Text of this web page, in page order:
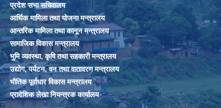
प्रदेश सभा सचिवालय
आर्थिक मामिला तथा योजना मन्त्रालय
आन्तरिक मामिला तथा कानून मन्त्रालय
सामाजिक विकास मन्त्रालय
भुमि व्यवस्था, कृषि तथा सहकारी मन्त्रालय
उद्योग, पर्यटन, वन तथा वातावरण मन्त्रालय
भौतिक पूर्वाधार विकास मन्त्रालय
प्रादेशिक लेखा नियन्त्रक कार्यालय